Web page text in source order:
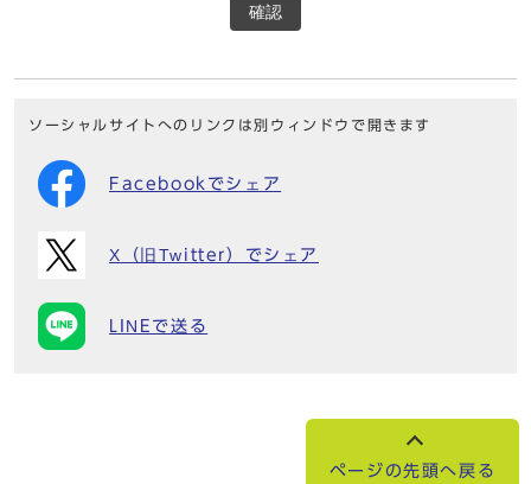
確認
ソーシャルサイトへのリンクは別ウィンドウで開きます
Facebookでシェア
X（旧Twitter）でシェア
LINEで送る
ページの先頭へ戻る